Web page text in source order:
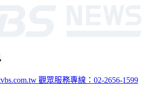
觀眾服務專線：02-2656-1599